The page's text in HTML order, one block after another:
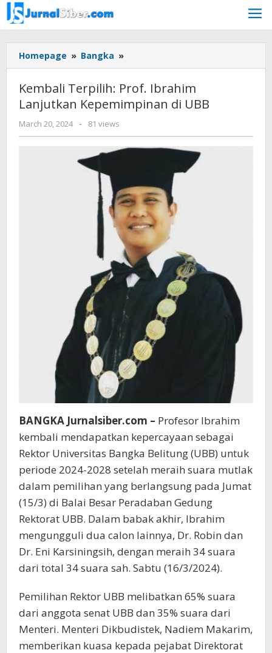
Skip
to
content
Homepage » Bangka »
Terpilih:
Ibrahim
Lanjutkan
UBB
Kembali Terpilih: Prof. Ibrahim
Lanjutkan Kepemimpinan di UBB
March 20, 2024
by
Jurnalsiber
- 81 views
BANGKA Jurnalsiber.com – Profesor Ibrahim
kembali mendapatkan kepercayaan sebagai
Rektor Universitas Bangka Belitung (UBB) untuk
periode 2024-2028 setelah meraih suara mutlak
dalam pemilihan yang berlangsung pada Jumat
(15/3) di Balai Besar Peradaban Gedung
Rektorat UBB. Dalam babak akhir, Ibrahim
mengungguli dua calon lainnya, Dr. Robin dan
Dr. Eni Karsiningsih, dengan meraih 34 suara
dari total 34 suara sah. Sabtu (16/3/2024).
Pemilihan Rektor UBB melibatkan 65% suara
dari anggota senat UBB dan 35% suara dari
Menteri. Menteri Dikbudistek, Nadiem Makarim,
memberikan kuasa kepada pejabat Direktorat